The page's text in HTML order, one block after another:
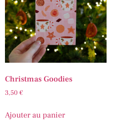
Christmas Goodies
3,50 €
Ajouter au panier